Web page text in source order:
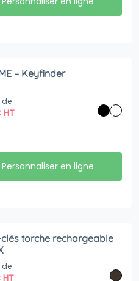
– Keyfinder
de
HT
Personnaliser en ligne
torche rechargeable
de
HT